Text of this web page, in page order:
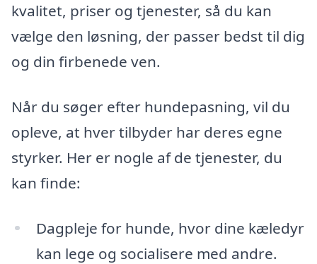
kvalitet, priser og tjenester, så du kan
vælge den løsning, der passer bedst til dig
og din firbenede ven.
Når du søger efter hundepasning, vil du
opleve, at hver tilbyder har deres egne
styrker. Her er nogle af de tjenester, du
kan finde:
Dagpleje for hunde, hvor dine kæledyr
kan lege og socialisere med andre.